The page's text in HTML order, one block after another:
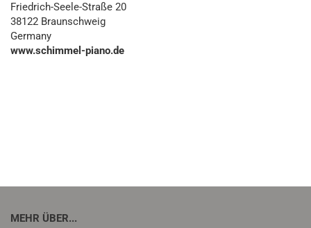
Friedrich-Seele-Straße 20
38122 Braunschweig
Germany
www.schimmel-piano.de
MEHR ÜBER...